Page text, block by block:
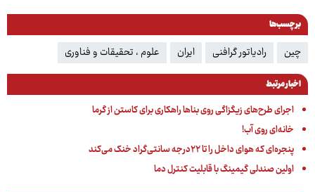
برچسب‌ها
چین رادیاتور گرافنی ایران علوم ، تحقیقات و فناوری
اخبار مرتبط
اجرای طرح‌های زیگزاگی روی بناها راهکاری برای کاستن از گرما
خانه‌ای روی آب!
پنجره‌ای که هوای داخل را تا ۲۲درجه سانتی‌گراد خنک می‌کند
اولین صندلی گیمینگ با قابلیت کنترل دما